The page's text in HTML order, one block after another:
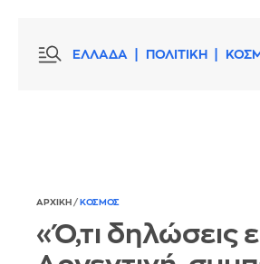
ΕΛΛΑΔΑ ΠΟΛΙΤΙΚΗ
ΑΡΧΙΚΗ / ΚΟΣΜΟΣ
«Ό,τι δηλώσεις